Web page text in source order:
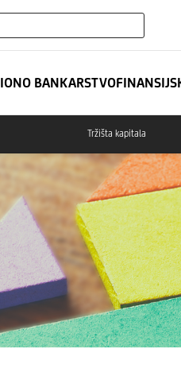
BANKARSTVO
Tržišta kapitala